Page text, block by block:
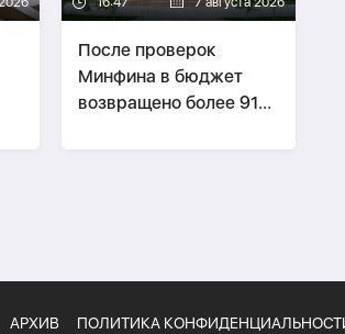
После проверок
Минфина в бюджет
возвращено более 91
АРХИВ ПОЛИТИКА